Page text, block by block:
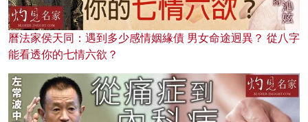
曆法家侯天同：遇到多少感情姻緣債 男女命途迥異？ 從八字
能看透你的七情六欲？